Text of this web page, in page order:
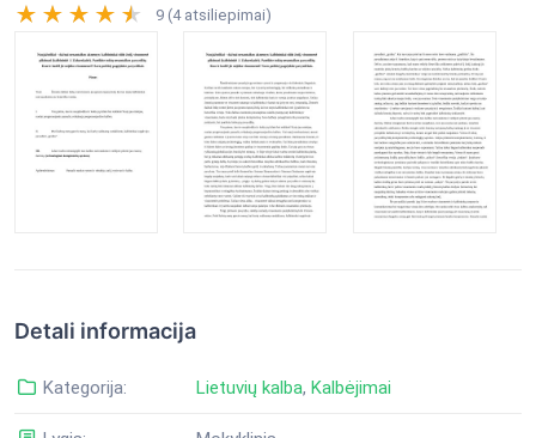
9 (4 atsiliepimai)
Detali informacija
Kategorija: Lietuvių kalba, Kalbėjimai